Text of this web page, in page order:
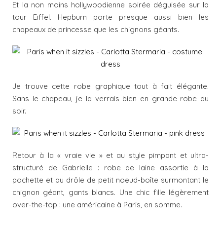
Et la non moins hollywoodienne soirée déguisée sur la
tour Eiffel. Hepburn porte presque aussi bien les
chapeaux de princesse que les chignons géants.
Je trouve cette robe graphique tout à fait élégante.
Sans le chapeau, je la verrais bien en grande robe du
soir.
Retour à la « vraie vie » et au style pimpant et ultra-
structuré de Gabrielle : robe de laine assortie à la
pochette et au drôle de petit noeud-boîte surmontant le
chignon géant, gants blancs. Une chic fille légèrement
over-the-top : une américaine à Paris, en somme.